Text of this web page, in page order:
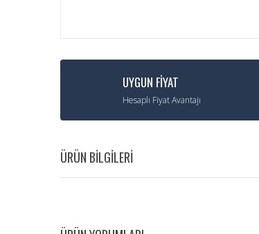
UYGUN FİYAT
Hesaplı Fiyat Avantajı
ÜRÜN BİLGİLERİ